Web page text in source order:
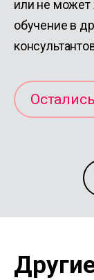
или не может
обучение в